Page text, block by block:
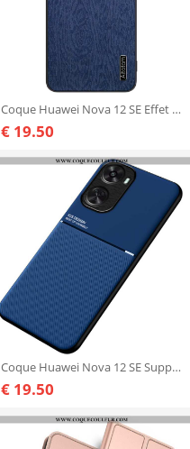
Coque Huawei Nova 12 SE Effet Bois
€ 19.50
Coque Huawei Nova 12 SE Support Magnétique
€ 19.50